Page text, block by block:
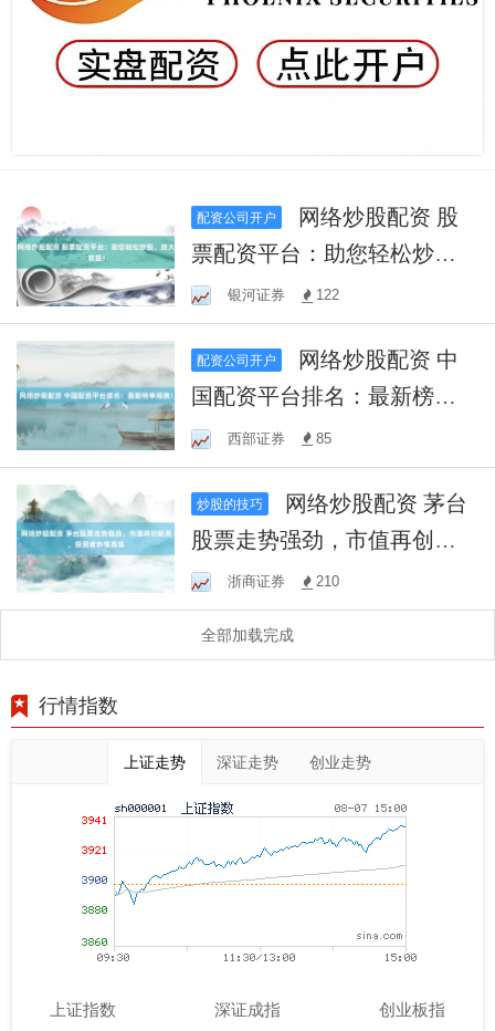
配资公司开户
票配资平台：助您轻松炒
股，放大收益！
银河证券 122
配资公司开户
国配资平台排名：最新榜单
揭晓！西部证券 85
炒股的技巧
股票走势强劲，市值再创新
高，投资者热情高涨
浙商证券 210
全部加载完成
行情指数
上证走势 深证走势 创业走势
上证指数 深证成指 创业板指